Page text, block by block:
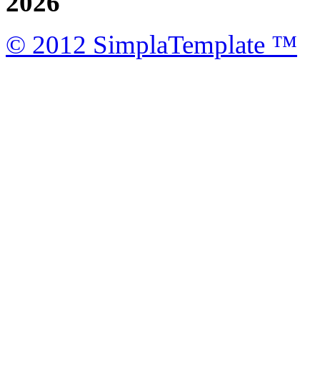
© 2012 SimplaTemplate ™